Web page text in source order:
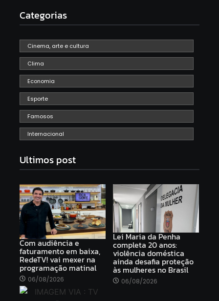
Categorias
Cinema, arte e cultura
Clima
Economia
Esporte
Famosos
Internacional
Ultimos post
Com audiência e
faturamento em baixa,
RedeTV! vai mexer na
programação matinal
06/08/2026
Lei Maria da Penha
completa 20 anos:
violência doméstica
ainda desafia proteção
às mulheres no Brasil
06/08/2026